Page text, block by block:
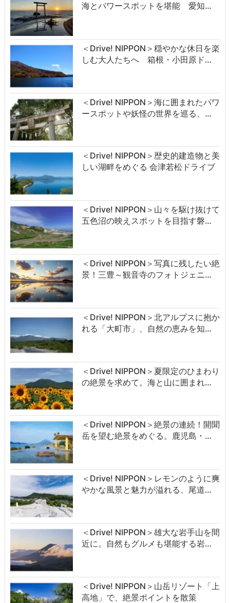
海とパワースポットを堪能 愛知…
＜Drive! NIPPON＞穏やかな休日を楽
しむ大人たちへ 箱根・小田原ド…
＜Drive! NIPPON＞海に囲まれたパワ
ースポットや妖怪の世界を巡る、…
＜Drive! NIPPON＞歴史的建造物と美
しい湖畔をめぐる 会津若松ドライブ
＜Drive! NIPPON＞山々を駆け抜けて
五色沼の映えスポットを目指す磐…
＜Drive! NIPPON＞写真に残したい絶
景！三豊～観音寺のフォトジェニ…
＜Drive! NIPPON＞北アルプスに抱か
れる「大町市」、自然の恵みを知…
＜Drive! NIPPON＞夏限定のひまわり
の絶景を求めて。海と山に囲まれ…
＜Drive! NIPPON＞絶景の連続！開聞
岳を望む絶景をめぐる。鹿児島・…
＜Drive! NIPPON＞レモンのように爽
やかな風景と魅力が溢れる、尾道…
＜Drive! NIPPON＞雄大な岩手山を間
近に。自然もグルメも堪能する岩…
＜Drive! NIPPON＞山岳リゾート「上
高地」で、絶景ポイントを散策